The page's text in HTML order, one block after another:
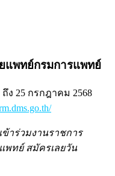
แพทย์กรมการแพทย์
ง 25 กรกฎาคม 2568
าร่วมงานราชการ
พทย์ สมัครเลยวัน